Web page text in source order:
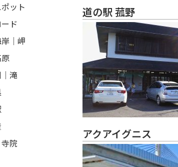
ット
ド
｜岬
滝
院
道の駅 菰野
アクアイグニス